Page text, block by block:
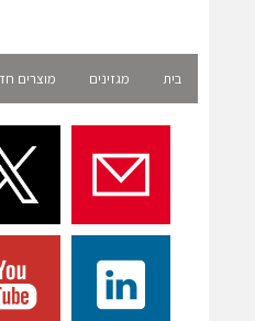
בית מגזינים מוצרים